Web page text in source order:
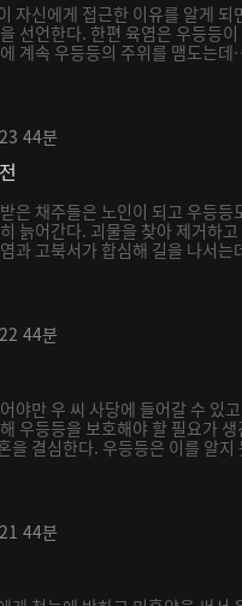
자신에게 접근한 이유를 알게 되
선언한다. 한편 육염은 우등등
계속 우등등의 주위를 맴도는
44분
은 채주들은 노인이 되고 우등등
늙어간다. 괴물을 찾아 제거하
과 고북서가 합심해 길을 나서는
44분
야만 우 씨 사당에 들어갈 수 있
우등등을 보호해야 할 필요가 생
을 결심한다. 우등등은 이를 알지
44분